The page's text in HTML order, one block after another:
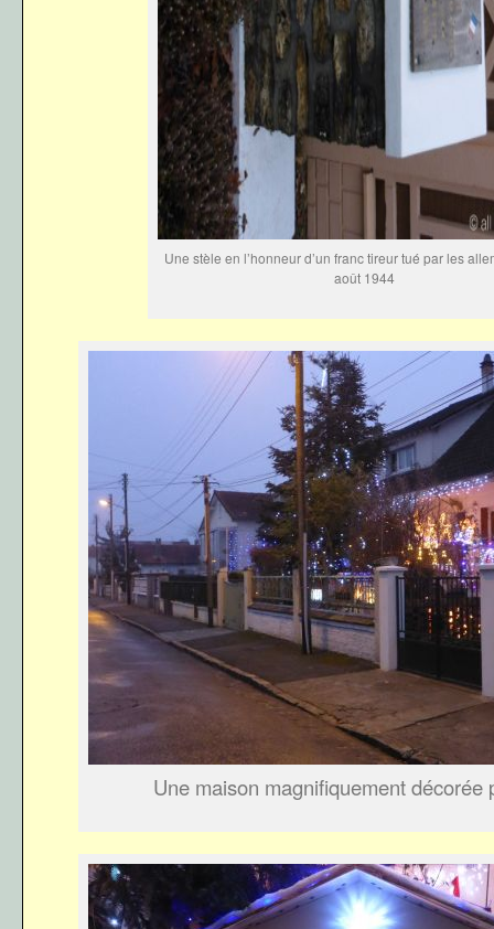
Une stèle en l’honneur d’un franc tireur tué par les
août 1944
Une maison magnifiquement décorée